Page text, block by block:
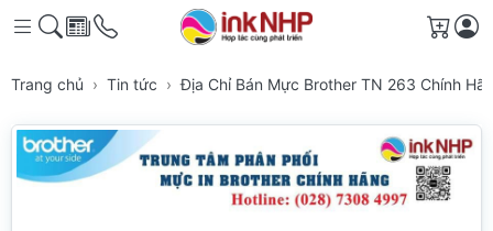
Giỏ
Trang chủ Tin tức Địa Chỉ Bán Mực Brother TN 263 Chính